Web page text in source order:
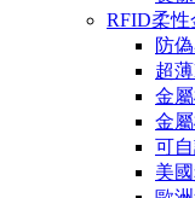
RFID柔
防
超
金
金
可
美